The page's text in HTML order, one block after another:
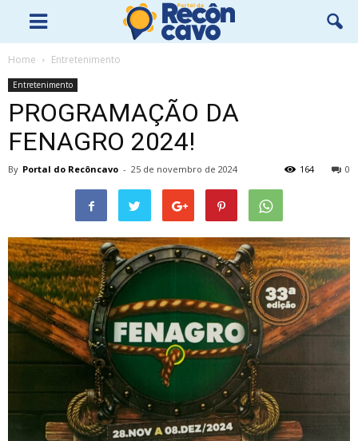
Home Entretenimento
Entretenimento
PROGRAMAÇÃO DA
FENAGRO 2024!
By Portal do Recôncavo - 25 de novembro de 2024 0
164